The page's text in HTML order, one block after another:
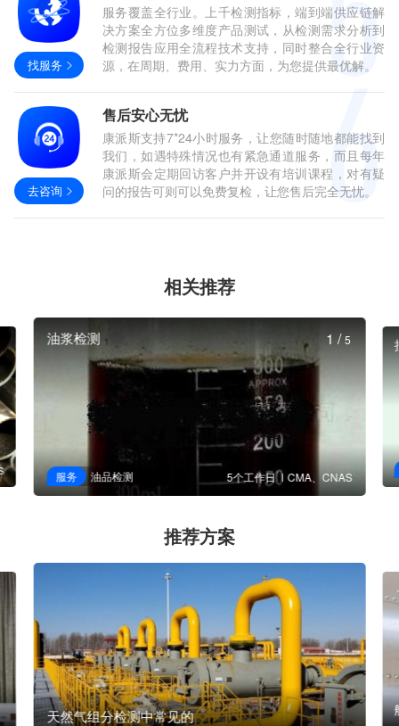
找服务
服务覆盖全行业。上千检测指标，端到端供应链解
决方案全方位多维度产品测试，从检测需求分析到
检测报告应用全流程技术支持，同时整合全行业资
源，在周期、费用、实力方面，为您提供最优解。
去咨询
售后安心无忧
康派斯支持7*24小时服务，让您随时随地都能找到
我们，如遇特殊情况也有紧急通道服务，而且每年
康派斯会定期回访客户并开设有培训课程，对有疑
问的报告可则可以免费复检，让您售后完全无忧。
相关推荐
油浆检测
服务 油品检测 5个工作日 CMA、CNAS
1/5
推荐方案
天然气组分检测中常见的